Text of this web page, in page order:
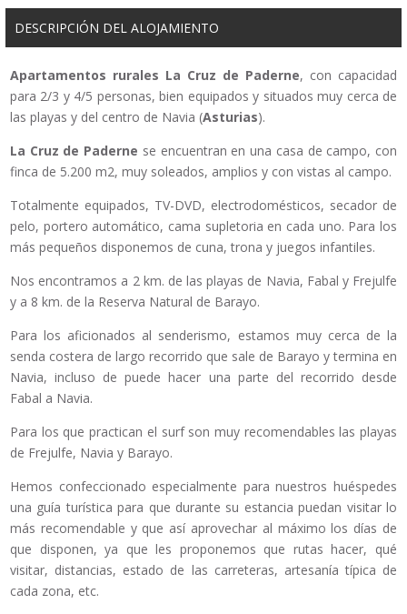
DESCRIPCIÓN DEL ALOJAMIENTO
Apartamentos rurales La Cruz de Paderne, con capacidad
para 2/3 y 4/5 personas, bien equipados y situados muy cerca de
las playas y del centro de Navia (Asturias).
La Cruz de Paderne se encuentran en una casa de campo, con
finca de 5.200 m2, muy soleados, amplios y con vistas al campo.
Totalmente equipados, TV-DVD, electrodomésticos, secador de
pelo, portero automático, cama supletoria en cada uno. Para los
más pequeños disponemos de cuna, trona y juegos infantiles.
Nos encontramos a 2 km. de las playas de Navia, Fabal y Frejulfe
y a 8 km. de la Reserva Natural de Barayo.
Para los aficionados al senderismo, estamos muy cerca de la
senda costera de largo recorrido que sale de Barayo y termina en
Navia, incluso de puede hacer una parte del recorrido desde
Fabal a Navia.
Para los que practican el surf son muy recomendables las playas
de Frejulfe, Navia y Barayo.
Hemos confeccionado especialmente para nuestros huéspedes
una guía turística para que durante su estancia puedan visitar lo
más recomendable y que así aprovechar al máximo los días de
que disponen, ya que les proponemos que rutas hacer, qué
visitar, distancias, estado de las carreteras, artesanía típica de
cada zona, etc.